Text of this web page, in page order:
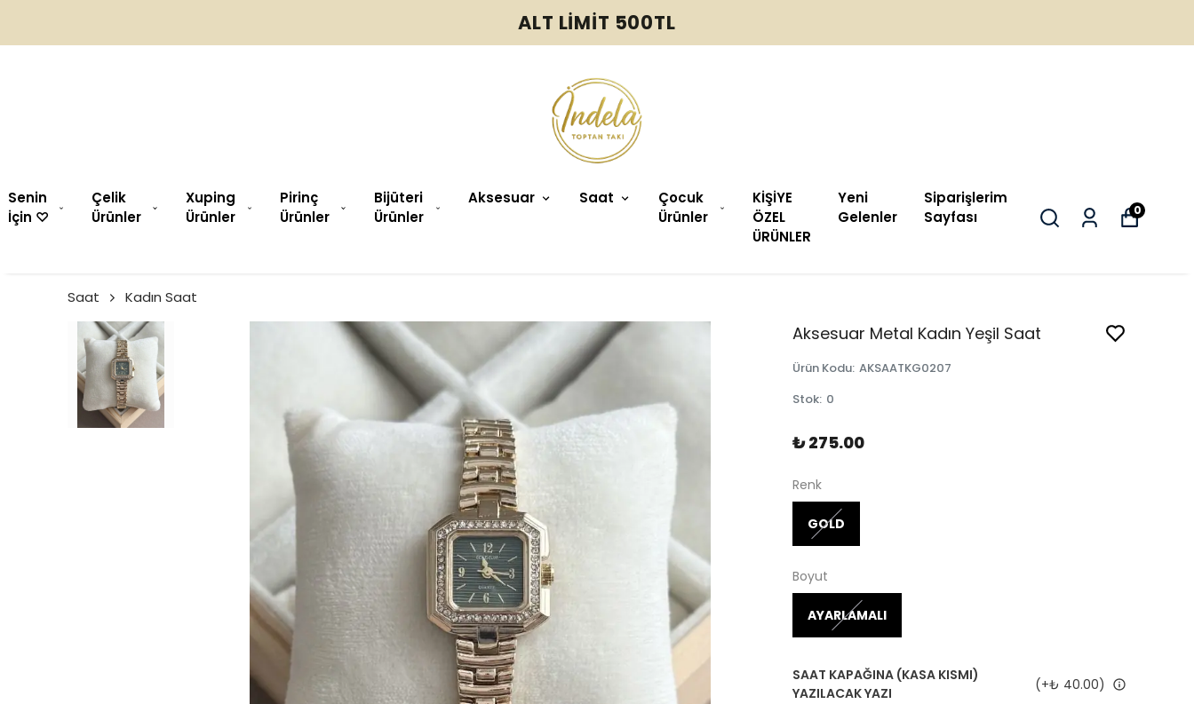
ALT LİMİT 500TL
Senin
İçin ♡︎
Çelik
Ürünler
Xuping
Ürünler
Pirinç
Ürünler
Bijüteri
Ürünler
Aksesuar Saat
Çocuk
Ürünler
KİŞİYE
ÖZEL
ÜRÜNLER
Yeni
Gelenler
Siparişlerim
Sayfası
0
Saat Kadın Saat
Aksesuar Metal Kadın Yeşil Saat
Ürün Kodu: AKSAATKG0207
Stok: 0
₺ 275.00
Renk
GOLD
Boyut
AYARLAMALI
SAAT KAPAĞINA (KASA KISMI)
YAZILACAK YAZI
(+₺ 40.00)